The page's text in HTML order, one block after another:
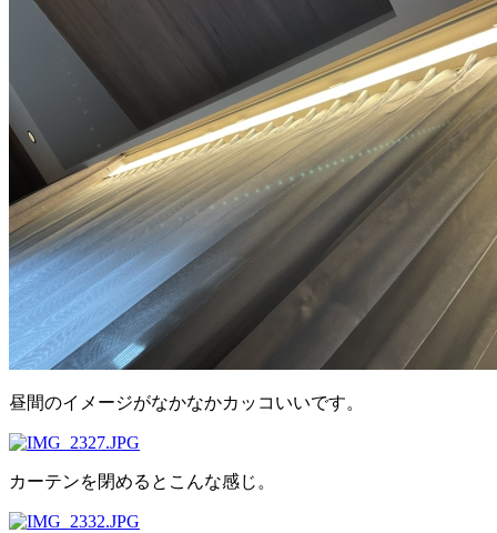
昼間のイメージがなかなかカッコいいです。
カーテンを閉めるとこんな感じ。